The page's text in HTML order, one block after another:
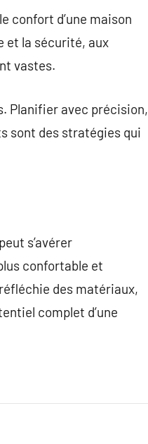
confort d’une maison
et la sécurité, aux
vastes.
Planifier avec précision,
sont des stratégies qui
s’avérer
confortable et
des matériaux,
complet d’une